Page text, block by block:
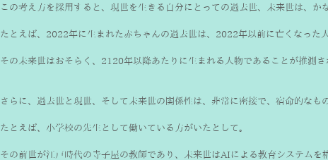
この考え方を採用すると、現世を生きる自分にとっての過去世、未来世は、か
たとえば、2022年に生まれた赤ちゃんの過去世は、2022年以前に亡くなった
その未来世はおそらく、2120年以降あたりに生まれる人物であることが推測さ
さらに、過去世と現世、そして未来世の関係性は、非常に密接で、宿命的なも
たとえば、小学校の先生として働いている方がいたとして。
その前世が江戸時代の寺子屋の教師であり、未来世はAIによる教育システムを